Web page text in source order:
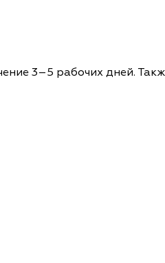
3–5 рабочих дней.